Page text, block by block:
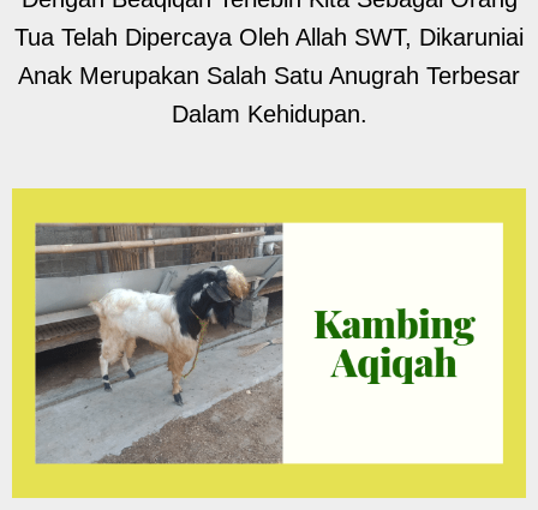
Tua Telah Dipercaya Oleh Allah SWT, Dikaruniai
Anak Merupakan Salah Satu Anugrah Terbesar
Dalam Kehidupan.